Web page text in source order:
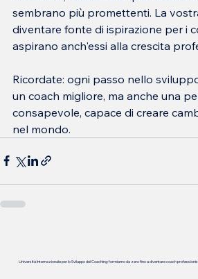
sembrano più promettenti. La
diventare fonte di ispirazione per i
aspirano anch'essi alla crescita
Ricordate: ogni passo nello
un coach migliore, ma anche una
consapevole, capace di creare
nel mondo.
Università Internazionale per lo Sviluppo del Coaching: formiamo da zero fino a diventare coach